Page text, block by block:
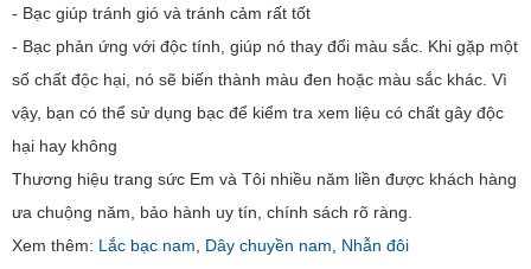
- Bạc giúp tránh gió và tránh cảm rất tốt
- Bạc phản ứng với độc tính, giúp nó thay đổi màu sắc. Khi gặp một
số chất độc hại, nó sẽ biến thành màu đen hoặc màu sắc khác. Vì
vậy, bạn có thể sử dụng bạc để kiểm tra xem liệu có chất gây độc
hại hay không
Thương hiệu trang sức Em và Tôi nhiều năm liền được khách hàng
ưa chuộng năm, bảo hành uy tín, chính sách rõ ràng.
Xem thêm: Lắc bạc nam Dây chuyền nam Nhẫn đôi